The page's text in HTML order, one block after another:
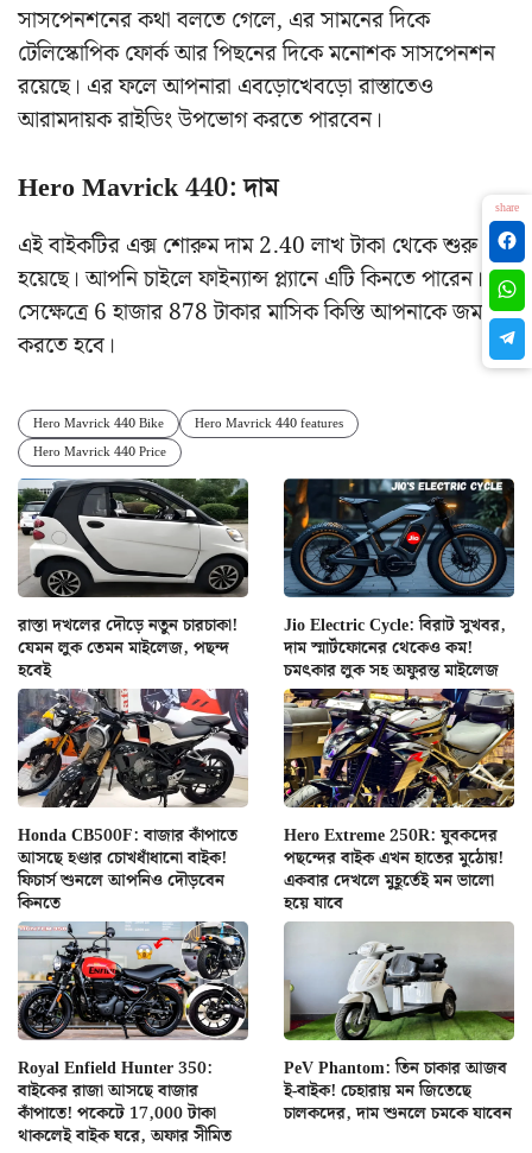
সাসপেনশনের কথা বলতে গেলে, এর সামনের দিকে
টেলিস্কোপিক ফোর্ক আর পিছনের দিকে মনোশক সাসপেনশন
রয়েছে। এর ফলে আপনারা এবড়োখেবড়ো রাস্তাতেও
আরামদায়ক রাইডিং উপভোগ করতে পারবেন।
Hero Mavrick 440: দাম
এই বাইকটির এক্স শোরুম দাম 2.40 লাখ টাকা থেকে শুরু
হয়েছে। আপনি চাইলে ফাইন্যান্স প্ল্যানে এটি কিনতে পারেন।
সেক্ষেত্রে 6 হাজার 878 টাকার মাসিক কিস্তি আপনাকে জমা
করতে হবে।
Hero Mavrick 440 Bike
Hero Mavrick 440 features
Hero Mavrick 440 Price
রাস্তা দখলের দৌড়ে নতুন চারচাকা!
যেমন লুক তেমন মাইলেজ, পছন্দ
হবেই
Jio Electric Cycle: বিরাট সুখবর,
দাম স্মার্টফোনের থেকেও কম!
চমৎকার লুক সহ অফুরন্ত মাইলেজ
Honda CB500F: বাজার কাঁপাতে
আসছে হণ্ডার চোখধাঁধানো বাইক!
ফিচার্স শুনলে আপনিও দৌড়বেন
কিনতে
Hero Extreme 250R: যুবকদের
পছন্দের বাইক এখন হাতের মুঠোয়!
একবার দেখলে মুহূর্তেই মন ভালো
হয়ে যাবে
Royal Enfield Hunter 350:
বাইকের রাজা আসছে বাজার
কাঁপাতে! পকেটে 17,000 টাকা
থাকলেই বাইক ঘরে, অফার সীমিত
PeV Phantom: তিন চাকার আজব
ই-বাইক! চেহারায় মন জিতেছে
চালকদের, দাম শুনলে চমকে যাবেন
share